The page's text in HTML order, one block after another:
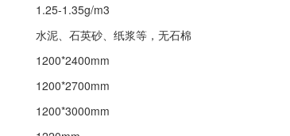
1.25-1.35g/m3
水泥、石英砂、纸浆等，无石棉
1200*2400mm
1200*2700mm
1200*3000mm